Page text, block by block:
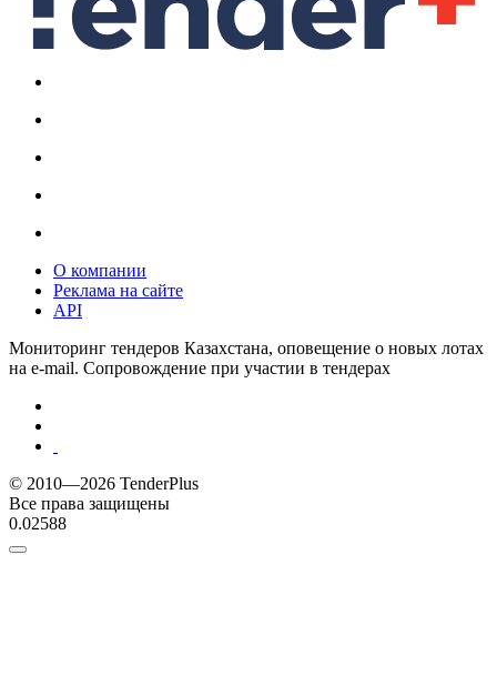
О компании
Реклама на сайте
API
Мониторинг тендеров Казахстана, оповещение о новых лотах
на e-mail. Сопровождение при участии в тендерах
© 2010—2026 TenderPlus
Все права защищены
0.02588